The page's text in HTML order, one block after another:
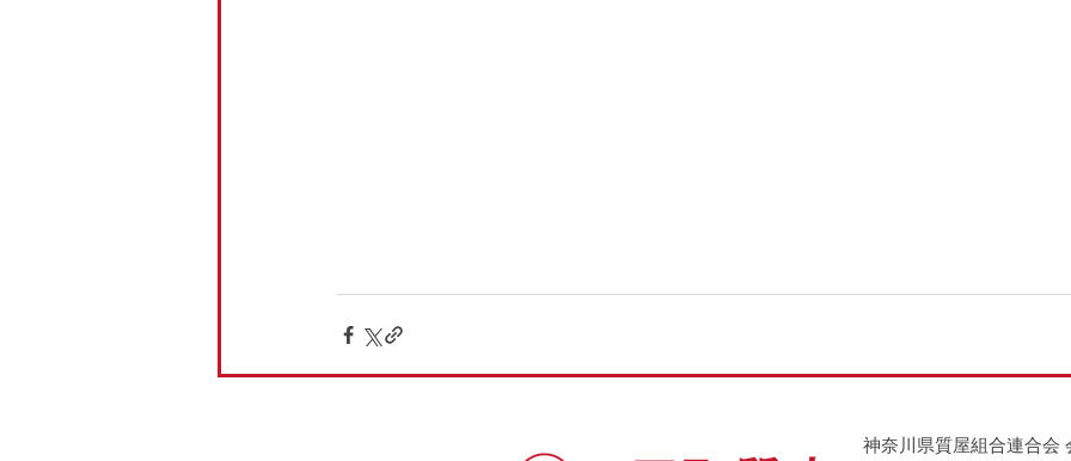
神奈川県質屋組合連合会